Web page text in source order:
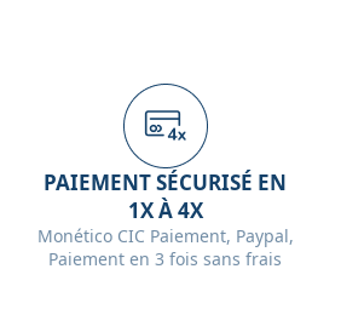
PAIEMENT SÉCURISÉ EN
1X À 4X
Monético CIC Paiement, Paypal,
Paiement en 3 fois sans frais